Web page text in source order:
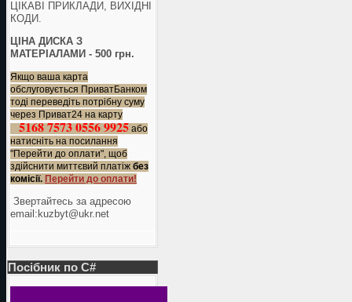
ЦІКАВІ ПРИКЛАДИ, ВИХІДНІ
КОДИ.
ЦІНА ДИСКА З
МАТЕРІАЛАМИ - 500 грн.
Якщо ваша карта
обслуговується ПриватБанком
тоді переведіть потрібну суму
через Приват24 на карту
5168 7573 0556 9925 або
натисніть на посилання
"Перейти до оплати", щоб
здійснити миттєвий платіж без
комісії. Перейти до оплати!
Звертайтесь за адресою
еmail:kuzbyt@ukr.net
Посібник по C#